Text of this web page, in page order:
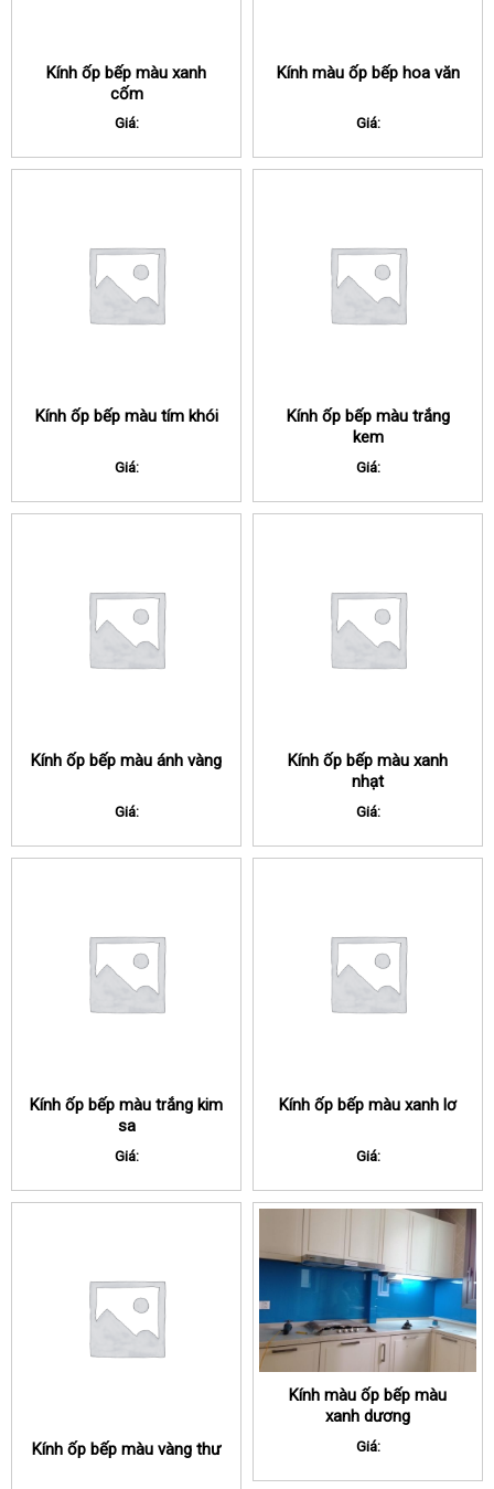
Kính ốp bếp màu xanh
cốm
Giá:
Kính màu ốp bếp hoa văn
Giá:
Kính ốp bếp màu tím khói
Giá:
Kính ốp bếp màu trắng
kem
Giá:
Kính ốp bếp màu ánh vàng
Giá:
Kính ốp bếp màu xanh
nhạt
Giá:
Kính ốp bếp màu trắng kim
sa
Giá:
Kính ốp bếp màu xanh lơ
Giá:
Kính ốp bếp màu vàng thư
Kính màu ốp bếp màu
xanh dương
Giá: